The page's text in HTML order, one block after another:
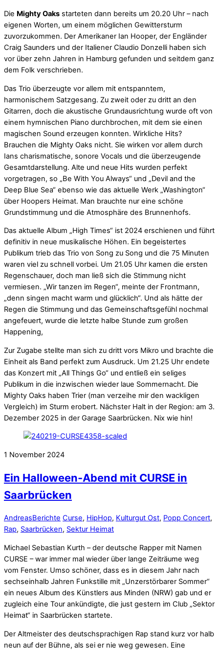
Die Mighty Oaks starteten dann bereits um 20.20 Uhr – nach
eigenen Worten, um einem möglichen Gewittersturm
zuvorzukommen. Der Amerikaner Ian Hooper, der Engländer
Craig Saunders und der Italiener Claudio Donzelli haben sich
vor über zehn Jahren in Hamburg gefunden und seitdem ganz
dem Folk verschrieben.
Das Trio überzeugte vor allem mit entspanntem,
harmonischem Satzgesang. Zu zweit oder zu dritt an den
Gitarren, doch die akustische Grundausrichtung wurde oft von
einem hymnischen Piano durchbrochen, mit dem sie einen
magischen Sound erzeugen konnten. Wirkliche Hits?
Brauchen die Mighty Oaks nicht. Sie wirken vor allem durch
Ians charismatische, sonore Vocals und die überzeugende
Gesamtdarstellung. Alte und neue Hits wurden perfekt
vorgetragen, so „Be With You Always“ und „Devil and the
Deep Blue Sea“ ebenso wie das aktuelle Werk „Washington“
über Hoopers Heimat. Man brauchte nur eine schöne
Grundstimmung und die Atmosphäre des Brunnenhofs.
Das aktuelle Album „High Times“ ist 2024 erschienen und führt
definitiv in neue musikalische Höhen. Ein begeistertes
Publikum trieb das Trio von Song zu Song und die 75 Minuten
waren viel zu schnell vorbei. Um 21.05 Uhr kamen die ersten
Regenschauer, doch man ließ sich die Stimmung nicht
vermiesen. „Wir tanzen im Regen“, meinte der Frontmann,
„denn singen macht warm und glücklich“. Und als hätte der
Regen die Stimmung und das Gemeinschaftsgefühl nochmal
angefeuert, wurde die letzte halbe Stunde zum großen
Happening,
Zur Zugabe stellte man sich zu dritt vors Mikro und brachte die
Einheit als Band perfekt zum Ausdruck. Um 21.25 Uhr endete
das Konzert mit „All Things Go“ und entließ ein seliges
Publikum in die inzwischen wieder laue Sommernacht. Die
Mighty Oaks haben Trier (man verzeihe mir den wackligen
Vergleich) im Sturm erobert. Nächster Halt in der Region: am 3.
Dezember 2025 in der Garage Saarbrücken. Nix wie hin!
1 November 2024
Ein Halloween-Abend mit CURSE in
Saarbrücken
AndreasBerichte Curse, HipHop, Kulturgut Ost, Popp Concert,
Rap, Saarbrücken, Sektur Heimat
Michael Sebastian Kurth – der deutsche Rapper mit Namen
CURSE – war immer mal wieder über lange Zeiträume weg
vom Fenster. Umso schöner, dass es in diesem Jahr nach
sechseinhalb Jahren Funkstille mit „Unzerstörbarer Sommer“
ein neues Album des Künstlers aus Minden (NRW) gab und er
zugleich eine Tour ankündigte, die just gestern im Club „Sektor
Heimat“ in Saarbrücken startete.
Der Altmeister des deutschsprachigen Rap stand kurz vor halb
neun auf der Bühne, als sei er nie weg gewesen. Eine